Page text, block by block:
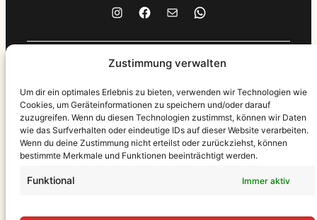
Zustimmung verwalten
Um dir ein optimales Erlebnis zu bieten, verwenden wir Technologien wie
Cookies, um Geräteinformationen zu speichern und/oder darauf
zuzugreifen. Wenn du diesen Technologien zustimmst, können wir Daten
wie das Surfverhalten oder eindeutige IDs auf dieser Website verarbeiten.
Wenn du deine Zustimmung nicht erteilst oder zurückziehst, können
bestimmte Merkmale und Funktionen beeinträchtigt werden.
Funktional Immer aktiv
Instagram
Facebook
E-Mail WhatsApp
Impressum
Datenschutzerklärung
Kontakt
Kung Fu – Münster e.V.